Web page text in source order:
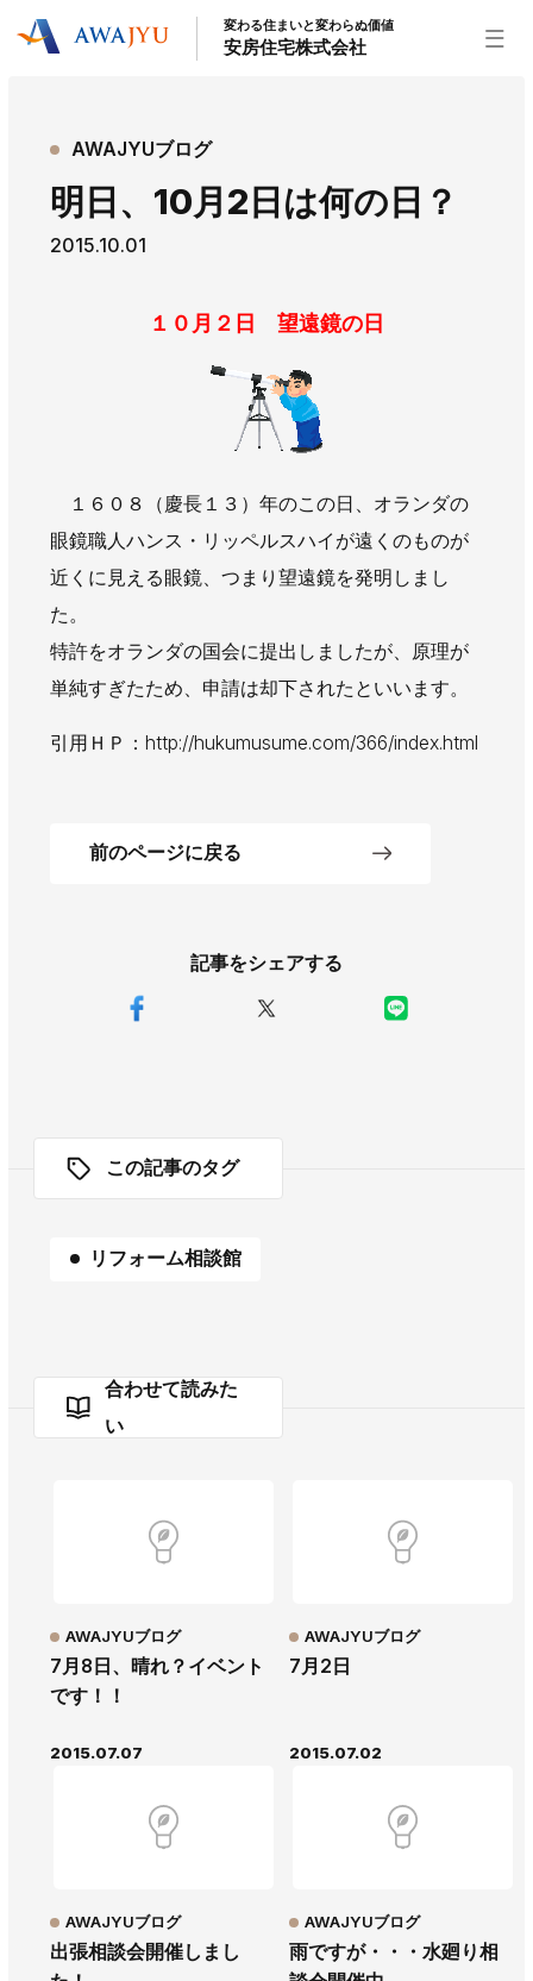
リフォーム事業 外装事業
新築住宅事業
不動産事業
安房住宅について
沿革
採用情報
新卒・第二新卒採用 アルバイト採用 中途採用
協力会社募集
変わる住まいと変わらぬ価値
安房住宅株式会社
記事をシェアする
AWAJYUブログ
明日、10月2日は何の日？
2015.10.01
１０月２日 望遠鏡の日
１６０８（慶長１３）年のこの日、オランダの
眼鏡職人ハンス・リッペルスハイが遠くのものが
近くに見える眼鏡、つまり望遠鏡を発明しまし
た。
特許をオランダの国会に提出しましたが、原理が
単純すぎたため、申請は却下されたといいます。
引用ＨＰ：http://hukumusume.com/366/index.html
前のページに戻る
この記事のタグ
リフォーム相談館
合わせて読みた
い
7月8日、晴れ？イベント
です！！
AWAJYUブログ
2015.07.07
7月2日
AWAJYUブログ
2015.07.02
出張相談会開催しまし
AWAJYUブログ
雨ですが・・・水廻り相
AWAJYUブログ